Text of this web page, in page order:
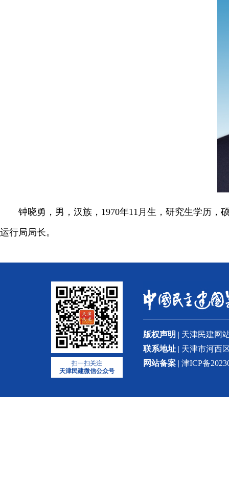
钟晓勇，男，汉族，1970年11月生，研究生学历，
运行局局长。
扫一扫关注
天津民建微信公众号
版权声明 | 天津民建网
联系地址 | 天津市河西
网站备案 | 津ICP备